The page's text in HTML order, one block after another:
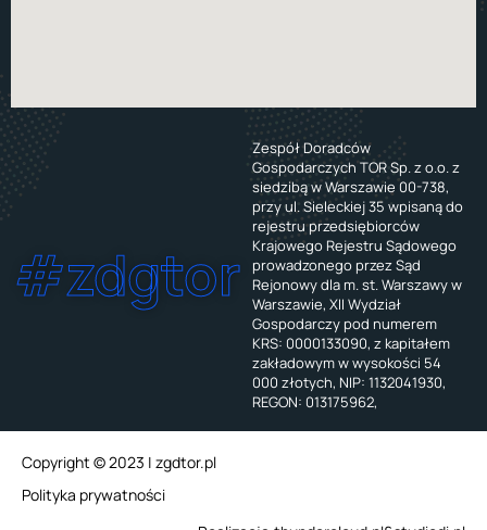
#zdgtor
Zespół Doradców
Gospodarczych TOR Sp. z o.o. z
siedzibą w Warszawie 00-738,
przy ul. Sieleckiej 35 wpisaną do
rejestru przedsiębiorców
Krajowego Rejestru Sądowego
prowadzonego przez Sąd
Rejonowy dla m. st. Warszawy w
Warszawie, XII Wydział
Gospodarczy pod numerem
KRS: 0000133090, z kapitałem
zakładowym w wysokości 54
000 złotych, NIP: 1132041930,
REGON: 013175962,
Copyright © 2023 | zgdtor.pl
Polityka prywatności